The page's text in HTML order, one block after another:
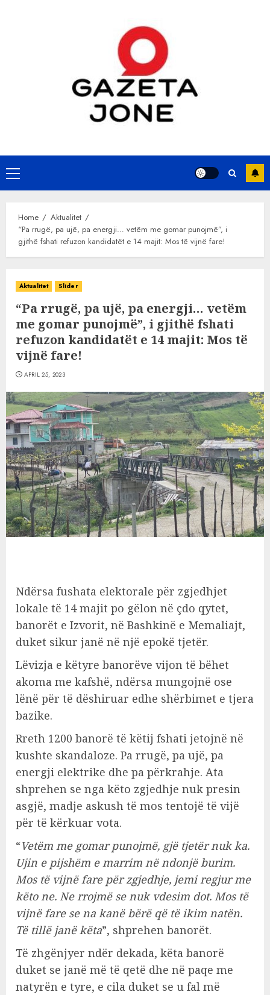
Primary
Menu
Home
Aktualitet
“Pa rrugë, pa ujë, pa energji… vetëm me gomar punojmë”, i
gjithë fshati refuzon kandidatët e 14 majit: Mos të vijnë fare!
Aktualitet Slider
“Pa rrugë, pa ujë, pa energji… vetëm
me gomar punojmë”, i gjithë fshati
refuzon kandidatët e 14 majit: Mos të
vijnë fare!
APRIL 25, 2023
Ndërsa fushata elektorale për zgjedhjet
lokale të 14 majit po gëlon në çdo qytet,
banorët e Izvorit, në Bashkinë e Memaliajt,
duket sikur janë në një epokë tjetër.
Lëvizja e këtyre banorëve vijon të bëhet
akoma me kafshë, ndërsa mungojnë ose
lënë për të dëshiruar edhe shërbimet e tjera
bazike.
Rreth 1200 banorë të këtij fshati jetojnë në
kushte skandaloze. Pa rrugë, pa ujë, pa
energji elektrike dhe pa përkrahje. Ata
shprehen se nga këto zgjedhje nuk presin
asgjë, madje askush të mos tentojë të vijë
për të kërkuar vota.
“Vetëm me gomar punojmë, gjë tjetër nuk ka.
Ujin e pijshëm e marrim në ndonjë burim.
Mos të vijnë fare për zgjedhje, jemi regjur me
këto ne. Ne rrojmë se nuk vdesim dot. Mos të
vijnë fare se na kanë bërë që të ikim natën.
Të tillë janë këta”, shprehen banorët.
Të zhgënjyer ndër dekada, këta banorë
duket se janë më të qetë dhe në paqe me
natyrën e tyre, e cila duket se u fal më